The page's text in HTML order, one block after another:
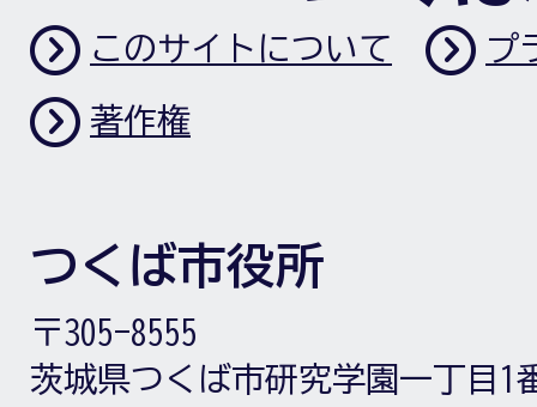
このサイトについて プ
著作権
つくば市役所
〒305-8555
茨城県つくば市研究学園一丁目1